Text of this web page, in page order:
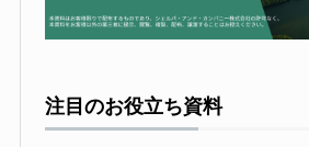
注目のお役立ち資料